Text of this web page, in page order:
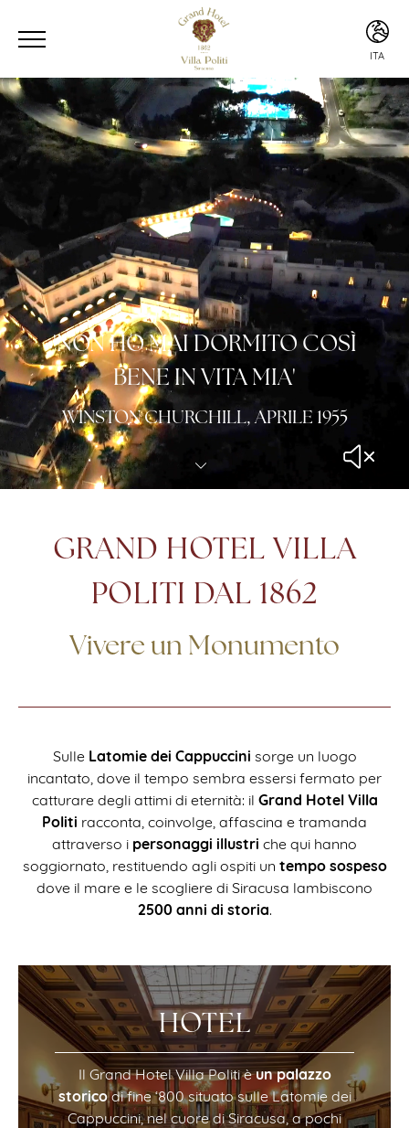
ITA
ENG
ITA
ESP
CHI
'NON HO MAI DORMITO COSÌ
BENE IN VITA MIA'
WINSTON CHURCHILL, APRILE 1955
GRAND HOTEL VILLA
POLITI DAL 1862
Vivere un Monumento
Sulle Latomie dei Cappuccini sorge un luogo
incantato, dove il tempo sembra essersi fermato per
catturare degli attimi di eternità: il Grand Hotel Villa
Politi racconta, coinvolge, affascina e tramanda
attraverso i personaggi illustri che qui hanno
soggiornato, restituendo agli ospiti un tempo sospeso
dove il mare e le scogliere di Siracusa lambiscono
2500 anni di storia
HOTEL
Il Grand Hotel Villa Politi èun palazzo
storicodi fine ‘800 situato sulle Latomie dei
Cappuccini, nel cuore di Siracusa, a pochi